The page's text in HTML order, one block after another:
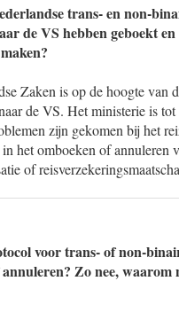
trans- en non-
de VS hebben geboekt
Zaken is op de hoogte van
de VS. Het ministerie is
zijn gekomen bij het
het omboeken of
of
voor trans- of non-
Zo nee,